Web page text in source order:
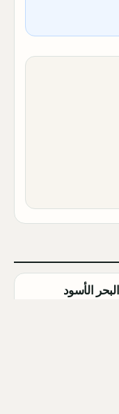
الأسود